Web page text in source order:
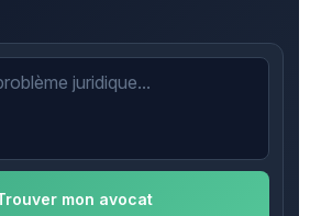
mon avocat